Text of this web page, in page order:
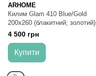
ARHOME
Килим Glam 410 Blue/Gold
200x260 (блакитний; золотий)
4 500 грн
Купити